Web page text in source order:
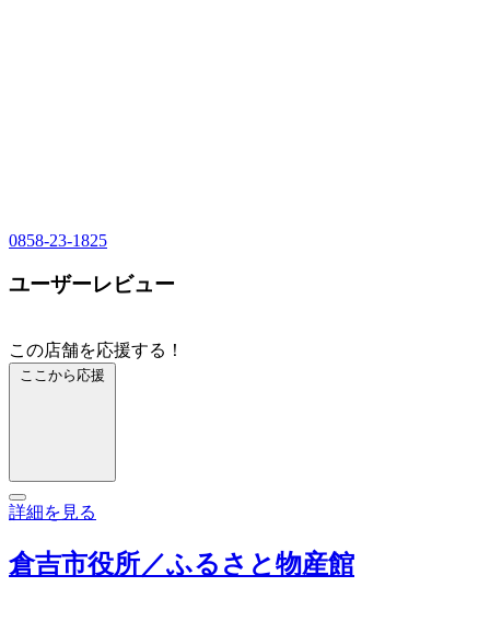
0858-23-1825
ユーザーレビュー
この店舗を応援する！
ここから応援
詳細を見る
倉吉市役所／ふるさと物産館